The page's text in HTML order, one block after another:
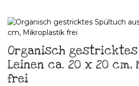
Organisch
Leinen ca. 20 x 20
frei